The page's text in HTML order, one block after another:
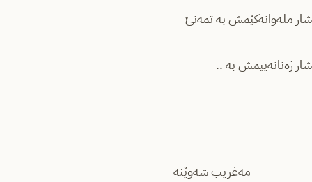
شار ملەوانەکێمش بە تمەنێ
شار ژەنانەییمش بە ..
مەغریب شەوێنە